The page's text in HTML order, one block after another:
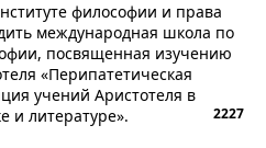
философии и права
международная школа по
посвященная изучению
«Перипатетическая
учений Аристотеля в
и литературе».
2227